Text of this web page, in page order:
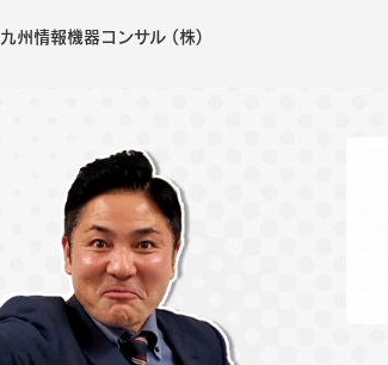
九州情報機器コンサル (株)